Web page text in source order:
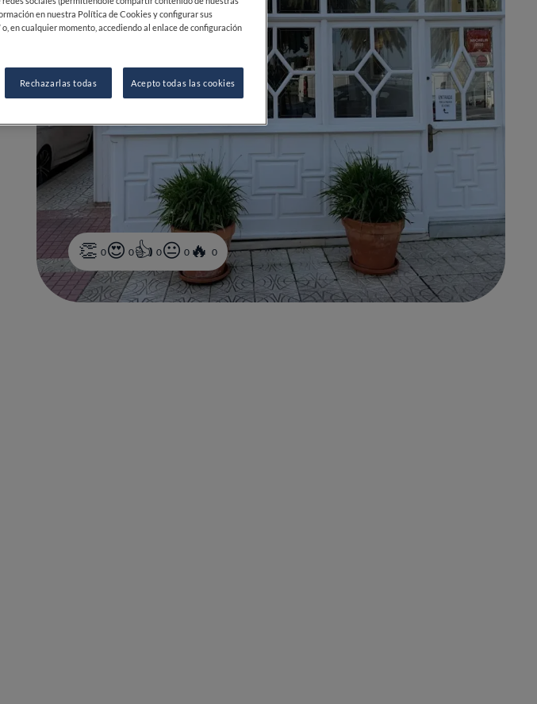
0 0 0 0 0
en nuestra Política de Cookies y configurar sus
en cualquier momento, accediendo al enlace de configuración
Rechazarlas todas Acepto todas las cookies